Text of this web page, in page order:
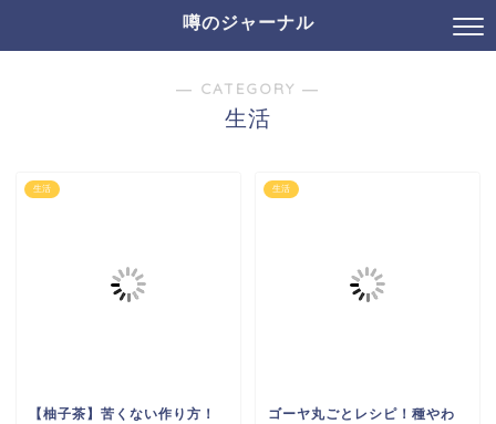
噂のジャーナル
― CATEGORY ―
生活
生活
【柚子茶】苦くない作り方！
生活
ゴーヤ丸ごとレシピ！種やわ